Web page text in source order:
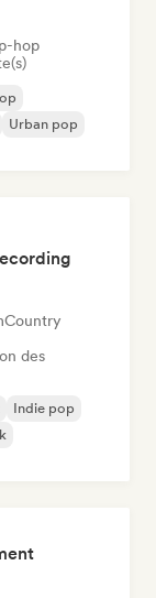
hop
Urban pop
Country
des
Indie pop